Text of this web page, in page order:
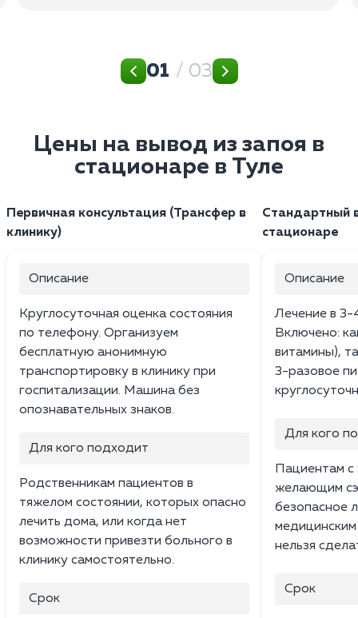
01 / 03
Цены на вывод из запоя в
стационаре в Туле
Первичная консультация (Трансфер в
клинику)
Описание
Круглосуточная оценка состояния
по телефону. Организуем
бесплатную анонимную
транспортировку в клинику при
госпитализации. Машина без
опознавательных знаков.
Для кого подходит
Родственникам пациентов в
тяжелом состоянии, которых опасно
лечить дома, или когда нет
возможности привезти больного в
клинику самостоятельно.
Срок
Стандартный
стационаре
Описание
Лечение в 3-
Включено:
витамины),
3-разовое
Для кого
Пациентам
желающим
безопасное
нельзя
Срок